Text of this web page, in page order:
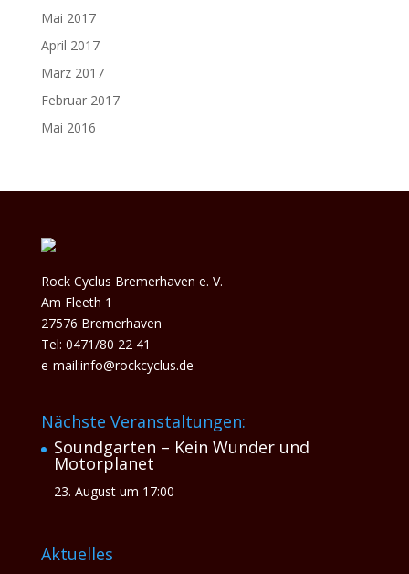
Mai 2017
April 2017
März 2017
Februar 2017
Mai 2016
Rock Cyclus Bremerhaven e. V.
Am Fleeth 1
27576 Bremerhaven
Tel: 0471/80 22 41
e-mail:info@rockcyclus.de
Nächste Veranstaltungen:
Soundgarten – Kein Wunder und
Motorplanet
23. August um 17:00
Aktuelles